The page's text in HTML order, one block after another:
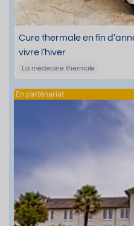
Cure thermale en fin
vivre l’hiver
La médecine thermale